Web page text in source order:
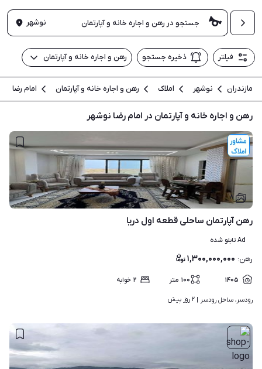
نوشهر
فیلتر ذخیره جستجو رهن و اجاره خانه و آپارتمان
مازندران نوشهر املاک رهن و اجاره خانه و آپارتمان امام رضا
رهن و اجاره خانه و آپارتمان در امام رضا نوشهر
۸
رهن آپارتمان ساحلی قطعه اول دریا
Ad تابلو شده
رهن: ۱,۳۰۰,۰۰۰,۰۰۰
۱۴۰۵ ۱۰۰ متر ۲ خوابه
رودسر، ساحل رودسر | ۲ روز پیش